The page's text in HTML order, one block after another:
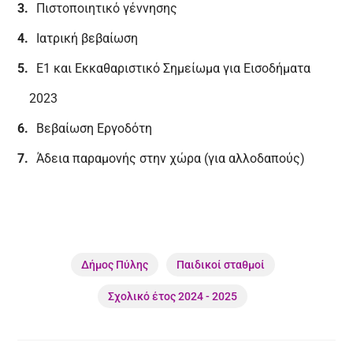
Πιστοποιητικό γέννησης
Ιατρική βεβαίωση
Ε1 και Εκκαθαριστικό Σημείωμα για Εισοδήματα
2023
Βεβαίωση Εργοδότη
Άδεια παραμονής στην χώρα (για αλλοδαπούς)
Δήμος Πύλης Παιδικοί σταθμοί
Σχολικό έτος 2024 - 2025